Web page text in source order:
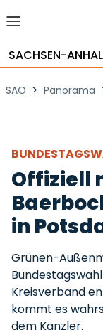
SACHSEN-
SAO > Panorama
Offiziell
in
Grünen-
Kreisverband
kommt es
dem Kanzler.